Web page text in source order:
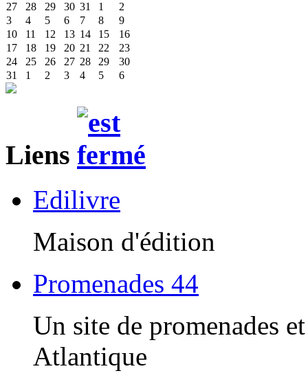
27
28 29 30 31 1
2
3
4 5 6 7 8
9
10
11 12 13 14 15
16
17
18 19 20 21 22
23
24
25 26 27 28 29
30
31
1 2 3 4 5 6
Liens
Edilivre
Maison d'édition
Promenades 44
Un site de promenades
Atlantique